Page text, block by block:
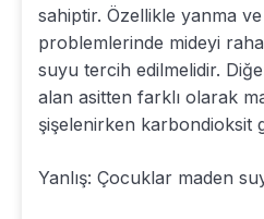
sahiptir. Özellikle yanma
problemlerinde mideyi
suyu tercih edilmelidir.
alan asitten farklı olarak
şişelenirken karbondioksit
Yanlış: Çocuklar maden